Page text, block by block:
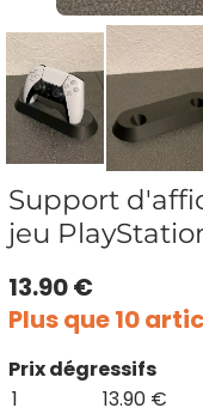
Support
jeu
13.90 €
Plus que 10
Prix dégressifs
1
13.90 €